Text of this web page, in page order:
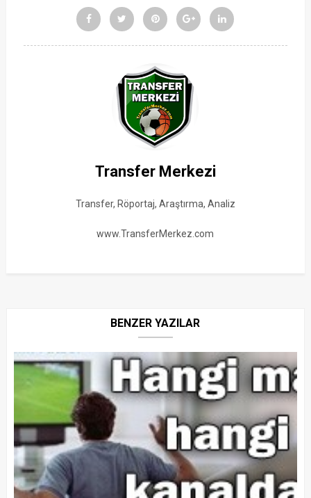
Transfer Merkezi
Transfer, Röportaj, Araştırma, Analiz
www.TransferMerkez.com
BENZER YAZILAR